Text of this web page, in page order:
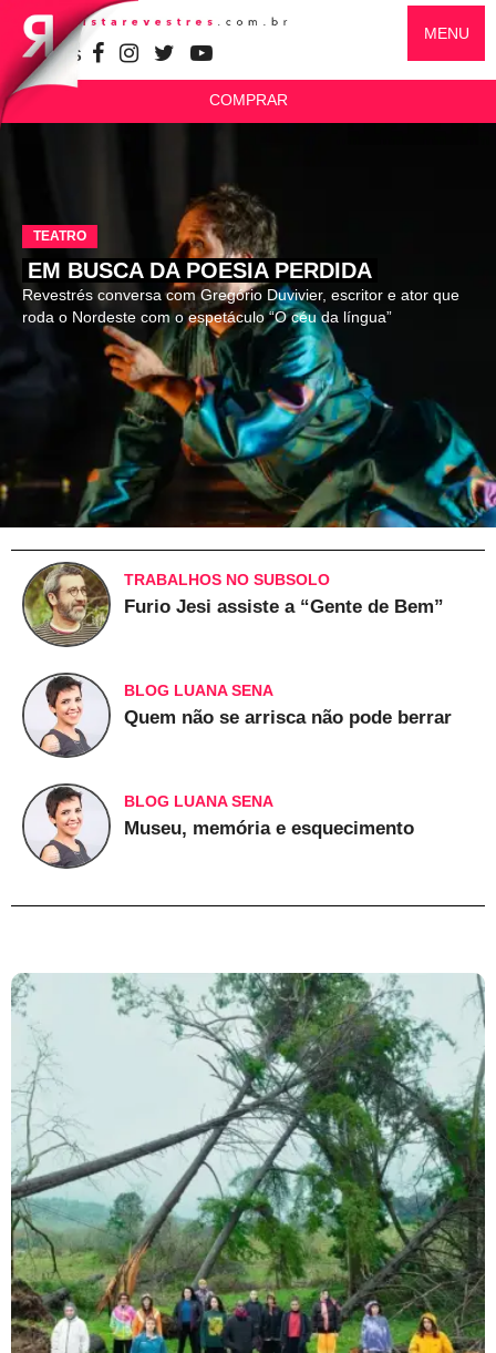
SIGA-NOS
MENU
COMPRAR
TEATRO
EM BUSCA DA POESIA PERDIDA
Revestrés conversa com Gregório Duvivier, escritor e ator que
roda o Nordeste com o espetáculo “O céu da língua”
TRABALHOS NO SUBSOLO
Furio Jesi assiste a “Gente de Bem”
BLOG LUANA SENA
Quem não se arrisca não pode berrar
BLOG LUANA SENA
Museu, memória e esquecimento